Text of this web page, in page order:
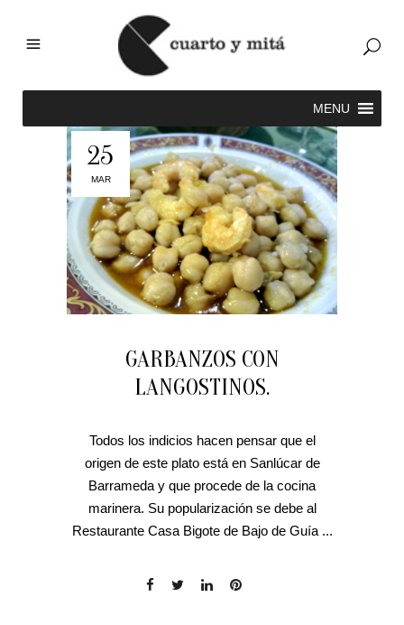
25
MAR
GARBANZOS CON
LANGOSTINOS.
Todos los indicios hacen pensar que el
origen de este plato está en Sanlúcar de
Barrameda y que procede de la cocina
marinera. Su popularización se debe al
Restaurante Casa Bigote de Bajo de Guía ...